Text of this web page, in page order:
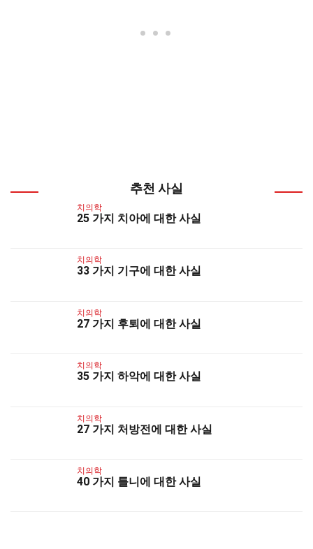
추천 사실
치의학
25 가지 치아에 대한 사실
치의학
33 가지 기구에 대한 사실
치의학
27 가지 후퇴에 대한 사실
치의학
35 가지 하악에 대한 사실
치의학
27 가지 처방전에 대한 사실
치의학
40 가지 틀니에 대한 사실